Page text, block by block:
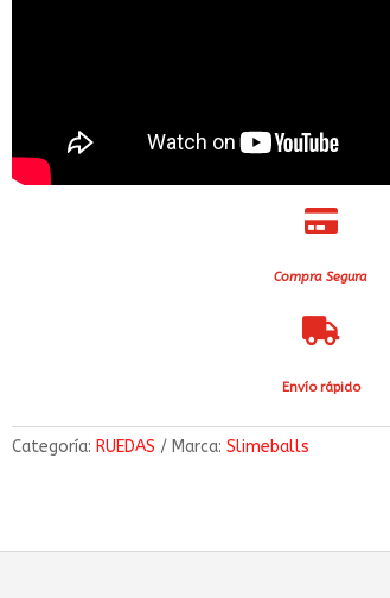

Compra Segura

Envío rápido
Categoría: RUEDAS Marca:Slimeballs